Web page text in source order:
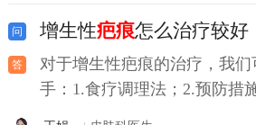
增生性疤痕怎么治疗较好
对于增生性疤痕的治疗，我们
手：1.食疗调理法；2.预防措